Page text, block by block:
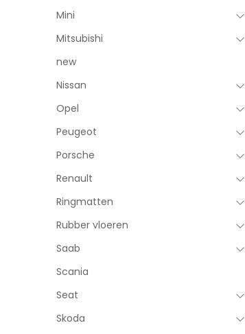
Mini
Mitsubishi
new
Nissan
Opel
Peugeot
Porsche
Renault
Ringmatten
Rubber vloeren
Saab
Scania
Seat
Skoda